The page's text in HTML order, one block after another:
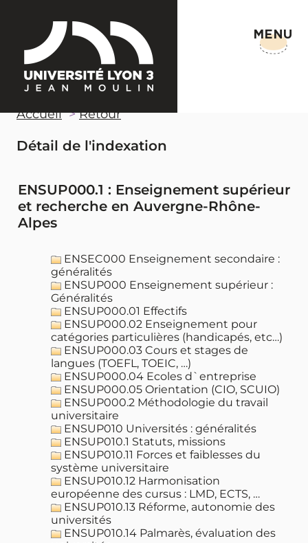
MENU
Accueil Retour
Détail de l'indexation
ENSUP000.1 : Enseignement supérieur
et recherche en Auvergne-Rhône-
Alpes
ENSEC000 Enseignement secondaire :
généralités
ENSUP000 Enseignement supérieur :
Généralités
ENSUP000.01 Effectifs
ENSUP000.02 Enseignement pour
catégories particulières (handicapés, etc…)
ENSUP000.03 Cours et stages de
langues (TOEFL, TOEIC, …)
ENSUP000.04 Ecoles d`entreprise
ENSUP000.05 Orientation (CIO, SCUIO)
ENSUP000.2 Méthodologie du travail
universitaire
ENSUP010 Universités : généralités
ENSUP010.1 Statuts, missions
ENSUP010.11 Forces et faiblesses du
système universitaire
ENSUP010.12 Harmonisation
européenne des cursus : LMD, ECTS, …
ENSUP010.13 Réforme, autonomie des
universités
ENSUP010.14 Palmarès, évaluation des